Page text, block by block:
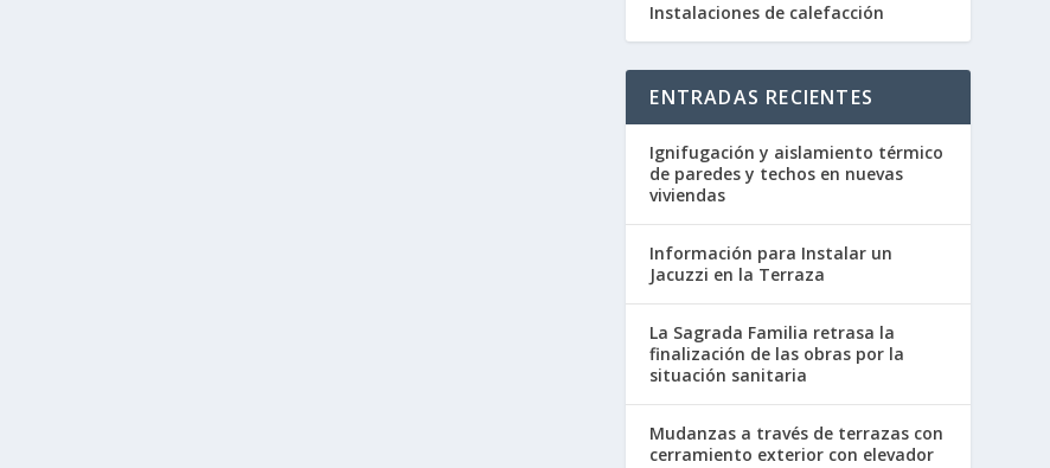
Instalaciones de calefacción
ENTRADAS RECIENTES
Ignifugación y aislamiento térmico
de paredes y techos en nuevas
viviendas
Información para Instalar un
Jacuzzi en la Terraza
La Sagrada Familia retrasa la
finalización de las obras por la
situación sanitaria
Mudanzas a través de terrazas con
cerramiento exterior con elevador